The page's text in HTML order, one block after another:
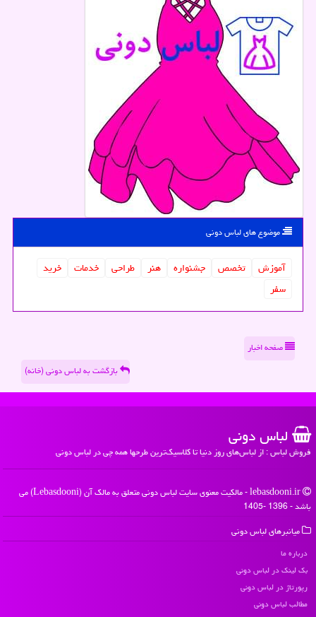
موضوع های لباس دونی
آموزش تخصص جشنواره هنر طراحی خدمات
خرید
سفر
صفحه اخبار
بازگشت به لباس دونی (خانه)
لباس دونی
فروش لباس : از لباس‌های روز دنیا تا کلاسیک‌ترین طرحها همه چی در لباس دونی
lebasdooni.ir - مالکیت معنوی سایت لباس دونی متعلق به مالک آن (Lebasdooni) می
باشد - 1396 -1405
میانبرهای لباس دونی
درباره ما
بک لینک در لباس دونی
رپورتاژ در لباس دونی
مطالب لباس دونی